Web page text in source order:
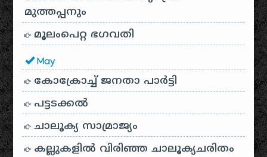
മുത്തപ്പനും
മൂലംപെറ്റ ഭഗവതി
May
കോക്രോച്ച് ജനതാ പാർട്ടി
പട്ടടക്കൽ
ചാലൂക്യ സാമ്രാജ്യം
കല്ലുകളിൽ വിരിഞ്ഞ ചാലൂക്യചരിതം